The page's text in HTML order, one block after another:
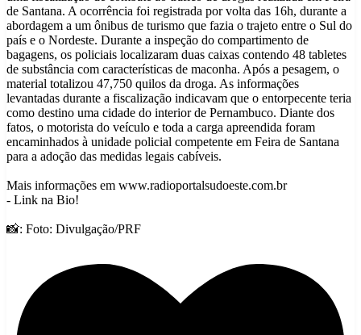
de Santana. A ocorrência foi registrada por volta das 16h, durante a
abordagem a um ônibus de turismo que fazia o trajeto entre o Sul do
país e o Nordeste. Durante a inspeção do compartimento de
bagagens, os policiais localizaram duas caixas contendo 48 tabletes
de substância com características de maconha. Após a pesagem, o
material totalizou 47,750 quilos da droga. As informações
levantadas durante a fiscalização indicavam que o entorpecente teria
como destino uma cidade do interior de Pernambuco. Diante dos
fatos, o motorista do veículo e toda a carga apreendida foram
encaminhados à unidade policial competente em Feira de Santana
para a adoção das medidas legais cabíveis.
Mais informações em www.radioportalsudoeste.com.br
- Link na Bio!
📸: Foto: Divulgação/PRF